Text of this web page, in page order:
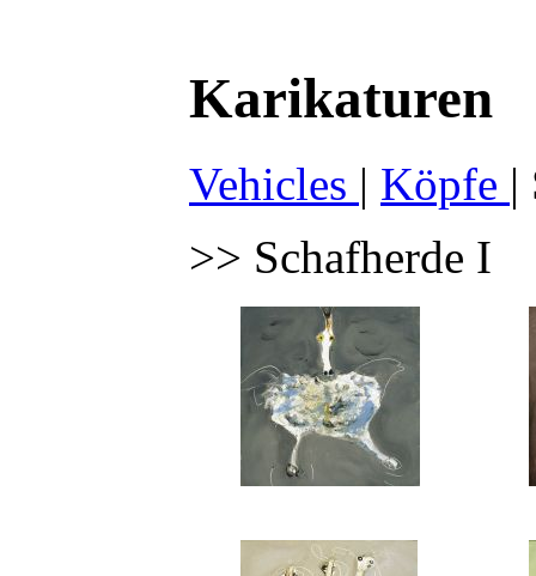
Karikaturen
Vehicles | Köpfe |
>> Schafherde I